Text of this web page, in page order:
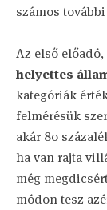
számos
Az első előadó,
helyettes
kategóriák
felmérésük
akár 80
ha van rajta
még
módon tesz